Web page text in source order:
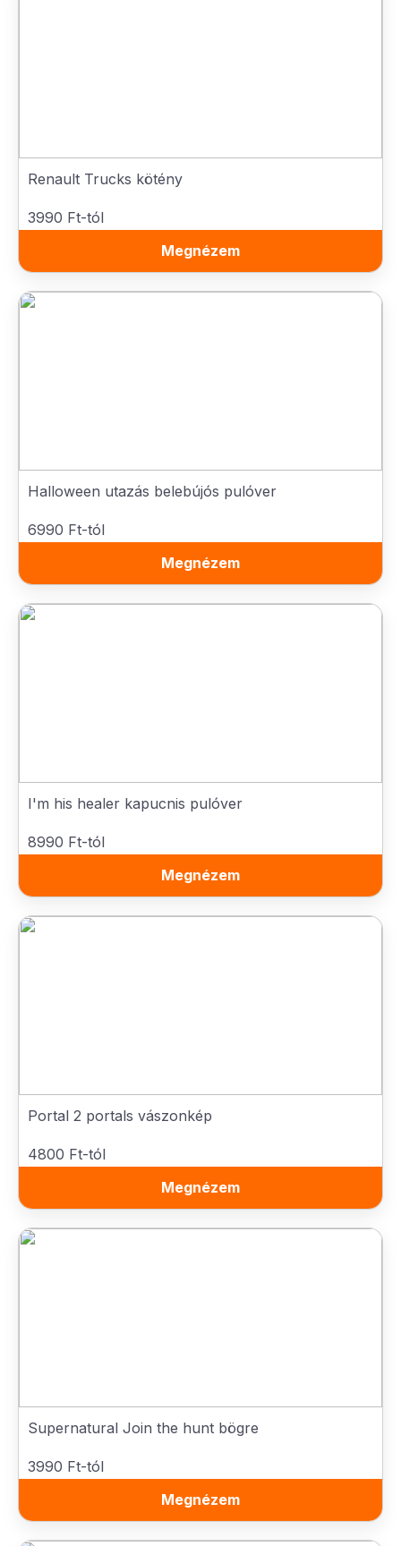
Renault Trucks kötény
3990 Ft-tól
Megnézem
Halloween utazás belebújós pulóver
6990 Ft-tól
Megnézem
I'm his healer kapucnis pulóver
8990 Ft-tól
Megnézem
Portal 2 portals vászonkép
4800 Ft-tól
Megnézem
Supernatural Join the hunt bögre
3990 Ft-tól
Megnézem